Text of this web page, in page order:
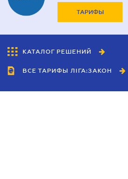
ТАРИФЫ
КАТАЛОГ РЕШЕНИЙ
ВСЕ ТАРИФЫ ЛІГА:ЗАКОН